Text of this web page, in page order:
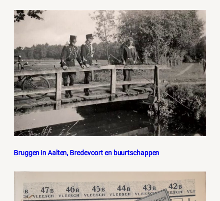
Bruggen in Aalten, Bredevoort en buurtschappen